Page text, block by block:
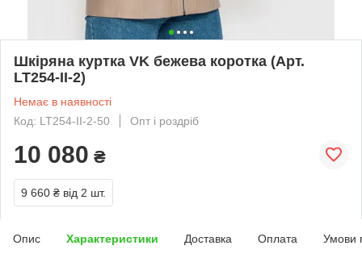
Шкіряна куртка VK бежева коротка (Арт.
LT254-II-2)
Немає в наявності
Код: LT254-II-2-50
Опт і роздріб
10 080 ₴
9 660 ₴ від 2 шт.
Опис Характеристики Доставка Оплата Умови